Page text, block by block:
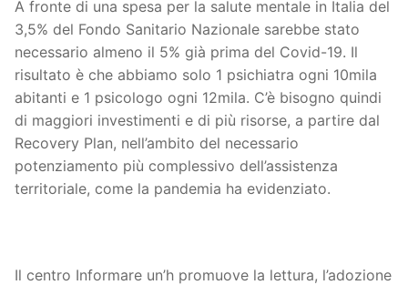
A fronte di una spesa per la salute mentale in Italia del
3,5% del Fondo Sanitario Nazionale sarebbe stato
necessario almeno il 5% già prima del Covid-19. Il
risultato è che abbiamo solo 1 psichiatra ogni 10mila
abitanti e 1 psicologo ogni 12mila. C’è bisogno quindi
di maggiori investimenti e di più risorse, a partire dal
Recovery Plan, nell’ambito del necessario
potenziamento più complessivo dell’assistenza
territoriale, come la pandemia ha evidenziato.
Il centro Informare un’h promuove la lettura, l’adozione